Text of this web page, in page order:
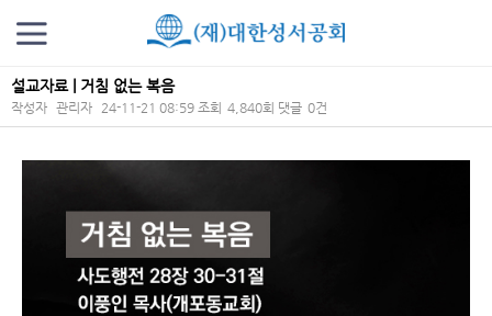
설교자료 | 거침 없는 복음
작성자 관리자 24-11-21 08:59 조회 4,840회 댓글 0건